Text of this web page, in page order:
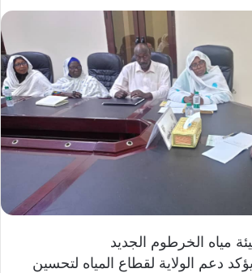
ب
ل
ك
ي
ا
مياه الخرطوم الجديد
دعم الولاية لقطاع المياه لتحسين